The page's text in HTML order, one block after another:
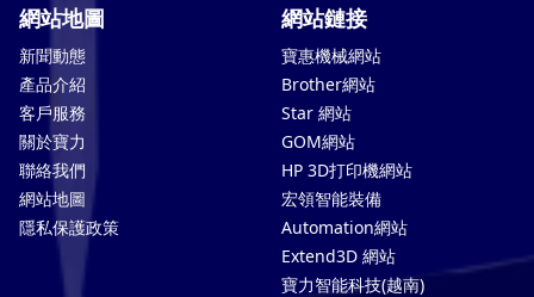
網站地圖
新聞動態
產品介紹
客戶服務
關於寶力
聯絡我們
網站地圖
隱私保護政策
網站鏈接
寶惠機械網站
Brother網站
Star 網站
GOM網站
HP 3D打印機網站
宏領智能裝備
Automation網站
Extend3D 網站
寶力智能科技(越南)